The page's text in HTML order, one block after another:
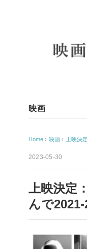
映画
Home › 映画 › 上映決
2023-05-30
上映決定
んで